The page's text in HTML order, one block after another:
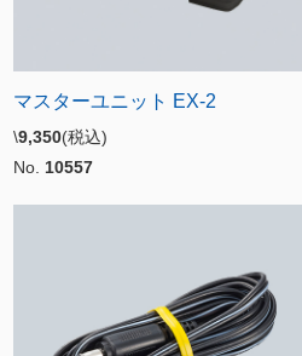
マスターユニット EX-2
\9,350(税込)
No. 10557